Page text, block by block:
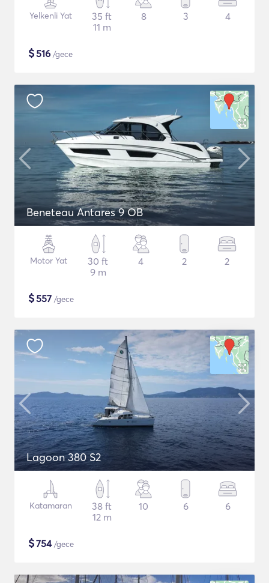
Yelkenli Yat
35 ft
11 m
8 3 4
$516 /gece
Beneteau Antares 9 OB
Motor Yat
30 ft
9 m
4 2 2
$557 /gece
Lagoon 380 S2
Katamaran
38 ft
12 m
10 6 6
$754/gece